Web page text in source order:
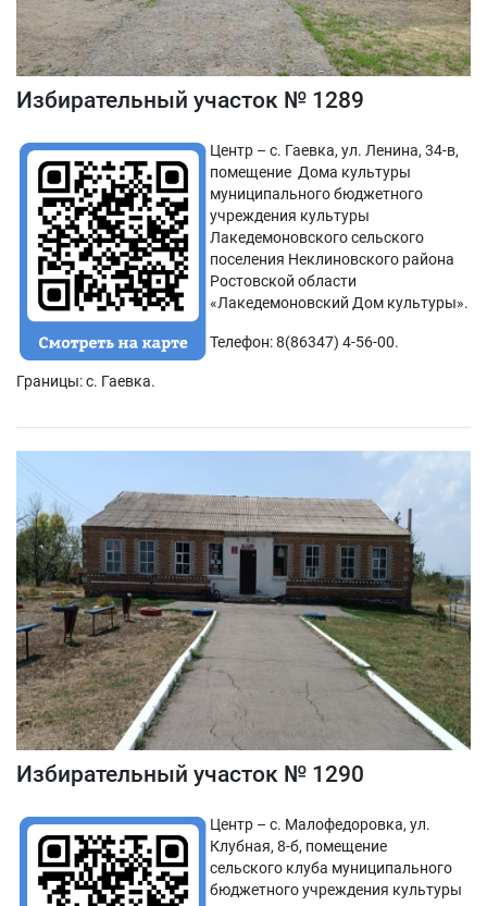
Избирательный участок № 1289
Центр – с. Гаевка, ул. Ленина, 34-в,
помещение Дома культуры
муниципального бюджетного
учреждения культуры
Лакедемоновского сельского
поселения Неклиновского района
Ростовской области
«Лакедемоновский Дом культуры».
Телефон: 8(86347) 4-56-00.
Границы: с. Гаевка.
Избирательный участок № 1290
Центр – с. Малофедоровка, ул.
Клубная, 8-б, помещение
сельского клуба муниципального
бюджетного учреждения культуры